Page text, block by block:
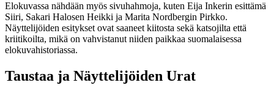
Elokuvassa nähdään myös sivuhahmoja, kuten Eija Inkerin esittämä
Siiri, Sakari Halosen Heikki ja Marita Nordbergin Pirkko.
Näyttelijöiden esitykset ovat saaneet kiitosta sekä katsojilta että
kriitikoilta, mikä on vahvistanut niiden paikkaa suomalaisessa
elokuvahistoriassa.
Taustaa ja Näyttelijöiden Urat